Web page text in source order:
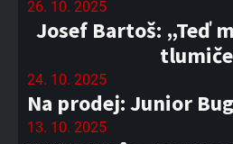
26. 10. 2025
Josef Bartoš: „Teď
24. 10. 2025
Na prodej: Junior
13. 10. 2025